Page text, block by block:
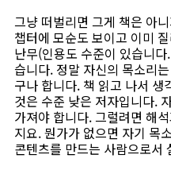
그냥 떠벌리면 그게 책은 아
챕터에 모순도 보이고 이미
난무(인용도 수준이 있습니
습니다. 정말 자신의 목소리
구나 합니다. 책 읽고 나서 생
것은 수준 낮은 저자입니다.
가져야 합니다. 그럴려면 해
지요. 뭔가가 없으면 자기 목
콘텐츠를 만드는 사람으로서